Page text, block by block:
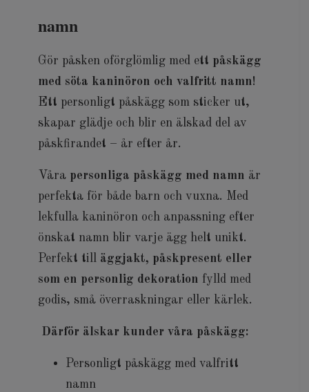
namn
Gör påsken oförglömlig med ett påskägg
med söta kaninöron och valfritt namn!
Ett personligt påskägg som sticker ut,
skapar glädje och blir en älskad del av
påskfirandet – år efter år.
Våra personliga påskägg med namn är
perfekta för både barn och vuxna. Med
lekfulla kaninöron och anpassning efter
önskat namn blir varje ägg helt unikt.
Perfekt till äggjakt, påskpresent eller
som en personlig dekoration fylld med
godis, små överraskningar eller kärlek.
Därför älskar kunder våra påskägg:
Personligt påskägg med valfritt
namn